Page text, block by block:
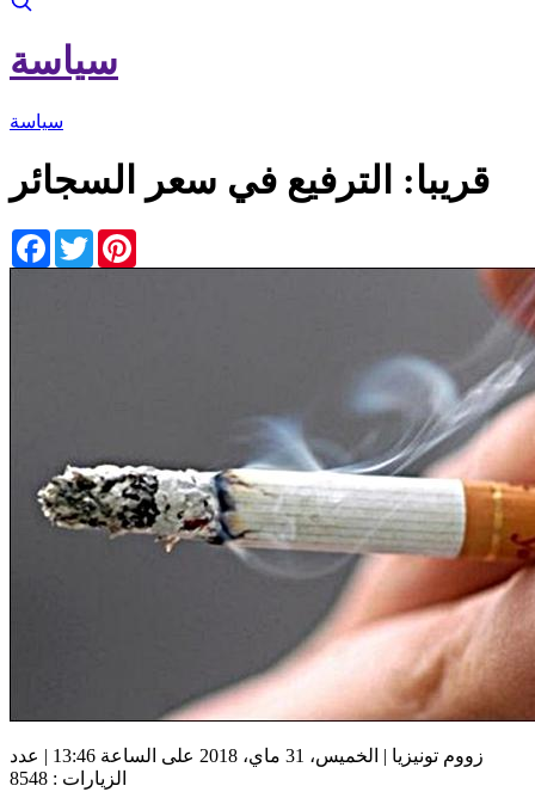
سياسة
سياسة
قريبا: الترفيع في سعر السجائر
Facebook
Twitter
زووم تونيزيا | الخميس، 31 ماي، 2018 على الساعة 13:46 | عدد
الزيارات : 8548